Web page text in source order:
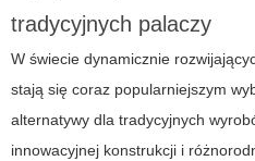
tradycyjnych palaczy
W świecie dynamicznie
stają się coraz popularniejszym
alternatywy dla tradycyjnych
innowacyjnej konstrukcji i